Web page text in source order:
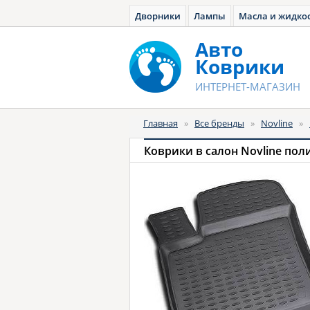
Дворники Лампы Масла и
Авто
Коврики
ИНТЕРНЕТ-МАГАЗИН
Главная » Все бренды » Novline »
Коврики в салон Novline